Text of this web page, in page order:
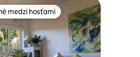
medzi hosťami
medzi hosťami